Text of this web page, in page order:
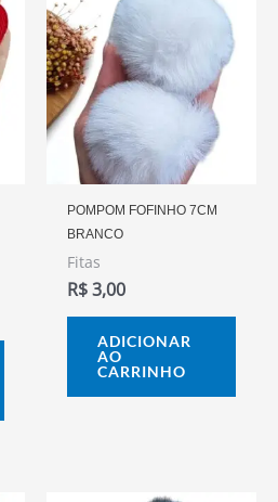
POMPOM FOFINHO 7CM
BRANCO
Fitas
R$3,00
ADICIONAR
AO
CARRINHO